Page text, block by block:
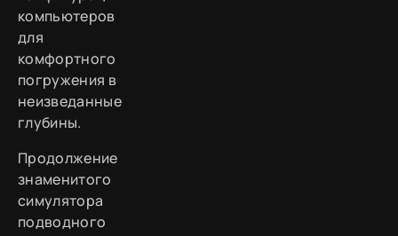
компьютеров
для
комфортного
погружения в
неизведанные
глубины.
Продолжение
знаменитого
симулятора
подводного